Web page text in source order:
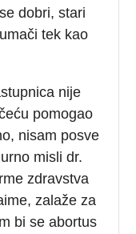
dobri, stari
tek kao
nije
pomogao
nisam posve
misli dr.
zdravstva
zalaže za
bi se abortus